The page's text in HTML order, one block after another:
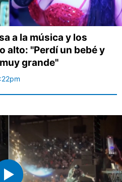
a la música y los
alto: "Perdí un bebé y
grande"